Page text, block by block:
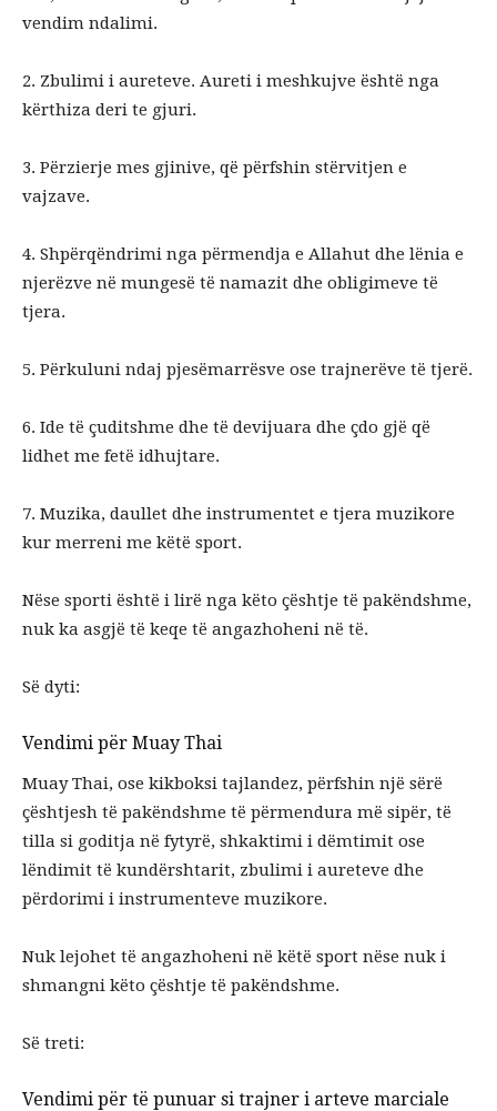
vendim ndalimi.
2. Zbulimi i aureteve. Aureti i meshkujve është nga
kërthiza deri te gjuri.
3. Përzierje mes gjinive, që përfshin stërvitjen e
vajzave.
4. Shpërqëndrimi nga përmendja e Allahut dhe lënia e
njerëzve në mungesë të namazit dhe obligimeve të
tjera.
5. Përkuluni ndaj pjesëmarrësve ose trajnerëve të tjerë.
6. Ide të çuditshme dhe të devijuara dhe çdo gjë që
lidhet me fetë idhujtare.
7. Muzika, daullet dhe instrumentet e tjera muzikore
kur merreni me këtë sport.
Nëse sporti është i lirë nga këto çështje të pakëndshme,
nuk ka asgjë të keqe të angazhoheni në të.
Së dyti:
Vendimi për Muay Thai
Muay Thai, ose kikboksi tajlandez, përfshin një sërë
çështjesh të pakëndshme të përmendura më sipër, të
tilla si goditja në fytyrë, shkaktimi i dëmtimit ose
lëndimit të kundërshtarit, zbulimi i aureteve dhe
përdorimi i instrumenteve muzikore.
Nuk lejohet të angazhoheni në këtë sport nëse nuk i
shmangni këto çështje të pakëndshme.
Së treti:
Vendimi për të punuar si trajner i arteve marciale